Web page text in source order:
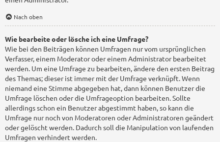
Nach oben
Wie bearbeite oder lösche ich eine Umfrage?
Wie bei den Beiträgen können Umfragen nur vom ursprünglichen
Verfasser, einem Moderator oder einem Administrator bearbeitet
werden. Um eine Umfrage zu bearbeiten, ändere den ersten Beitrag
des Themas; dieser ist immer mit der Umfrage verknüpft. Wenn
niemand eine Stimme abgegeben hat, dann können Benutzer die
Umfrage löschen oder die Umfrageoption bearbeiten. Sollte
allerdings schon ein Benutzer abgestimmt haben, so kann die
Umfrage nur noch von Moderatoren oder Administratoren geändert
oder gelöscht werden. Dadurch soll die Manipulation von laufenden
Umfragen verhindert werden.